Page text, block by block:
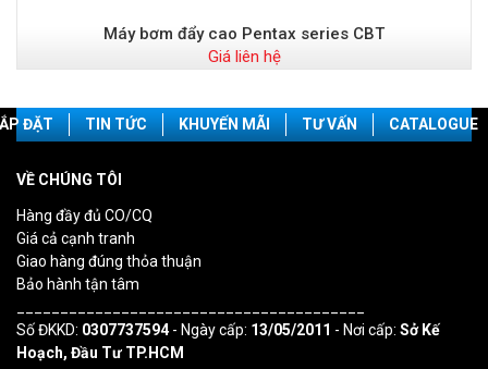
Máy bơm đẩy cao Pentax series CBT
Giá liên hệ
ĐẶT TIN TỨC KHUYẾN MÃI TƯ VẤN CATALOGUE
VỀ CHÚNG TÔI
Hàng đầy đủ CO/CQ
Giá cả cạnh tranh
Giao hàng đúng thỏa thuận
Bảo hành tận tâm
Số ĐKKD: 0307737594- Ngày cấp: 13/05/2011 - Nơi cấp: Sở Kế
Hoạch, Đầu Tư TP.HCM